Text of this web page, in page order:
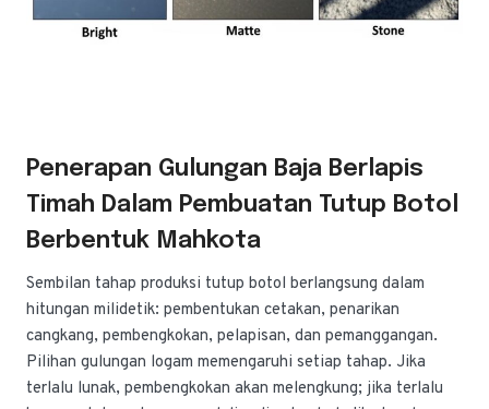
Penerapan Gulungan Baja Berlapis
Timah Dalam Pembuatan Tutup Botol
Berbentuk Mahkota
Sembilan tahap produksi tutup botol berlangsung dalam
hitungan milidetik: pembentukan cetakan, penarikan
cangkang, pembengkokan, pelapisan, dan pemanggangan.
Pilihan gulungan logam memengaruhi setiap tahap. Jika
terlalu lunak, pembengkokan akan melengkung; jika terlalu